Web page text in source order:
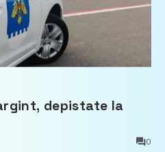
depistate la
0